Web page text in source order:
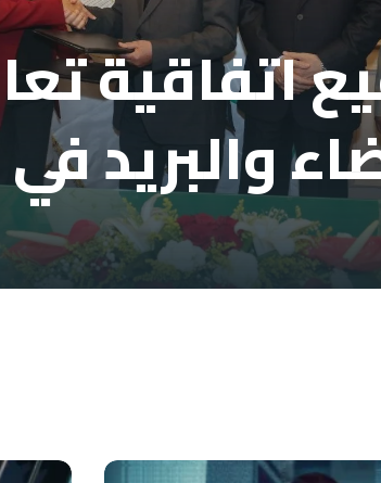
اتفاقية
والبريد